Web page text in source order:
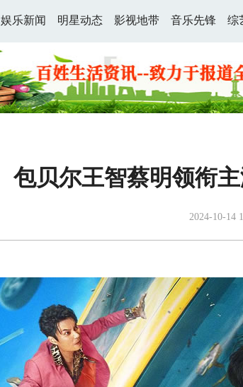
娱乐新闻 明星动态 影视地带 音乐先锋 综
包贝尔王智蔡明领衔
2024-10-14